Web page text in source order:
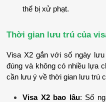
thể bị xử phạt.
Thời gian lưu trú của
Visa X2 gắn với số ngày
đúng và không có nhiều lựa
cần lưu ý về thời gian lưu trú
Visa X2 bao lâu: Số